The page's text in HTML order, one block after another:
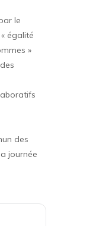
le
égalité
»
des
journée